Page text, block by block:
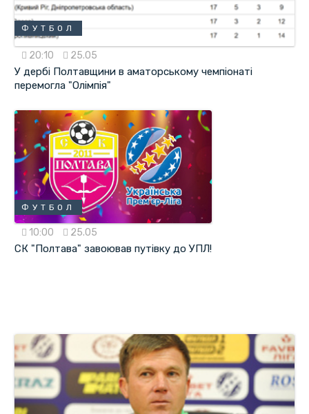
ФУТБОЛ
20:10 25.05
У дербі Полтавщини в аматорському чемпіонаті
перемогла "Олімпія"
ФУТБОЛ
10:00 25.05
СК "Полтава" завоював путівку до УПЛ!